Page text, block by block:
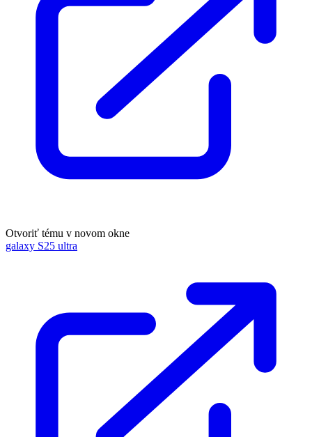
Otvoriť tému v novom okne
galaxy S25 ultra